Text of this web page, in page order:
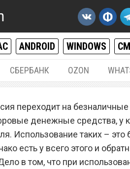
ANDROID WINDOWS
СБЕРБАНК OZON
редкая
платят
переходит на
денежные средства, у
Использование таких – это
есть у всего этого и
в том, что при